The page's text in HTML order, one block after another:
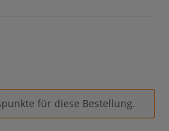
für diese Bestellung.